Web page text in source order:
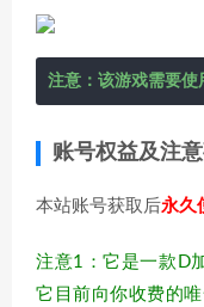
注意：该游戏需要
账号权益及注
本站账号获取后永久
注意1：它是一款D
它目前向你收费的